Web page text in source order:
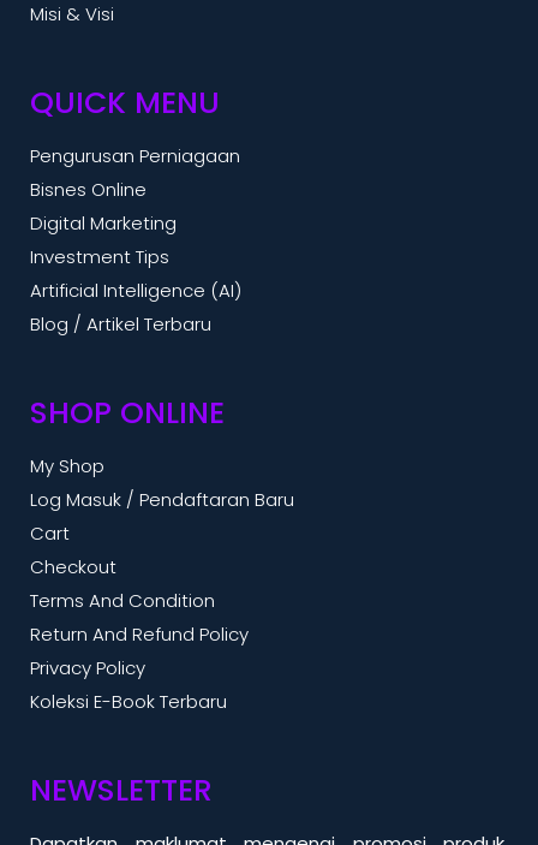
Misi & Visi
QUICK MENU
Pengurusan Perniagaan
Bisnes Online
Digital Marketing
Investment Tips
Artificial Intelligence (AI)
Blog / Artikel Terbaru
SHOP ONLINE
My Shop
Log Masuk / Pendaftaran Baru
Cart
Checkout
Terms And Condition
Return And Refund Policy
Privacy Policy
Koleksi E-Book Terbaru
NEWSLETTER